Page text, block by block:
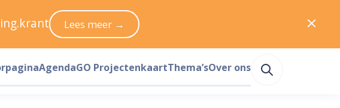
Lees meer →
AgendaGO ProjectenkaartThema’sOver ons